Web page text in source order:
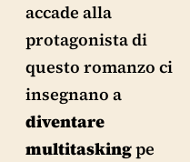
accade alla
protagonista di
questo romanzo ci
insegnano a
diventare
multitaskingpe